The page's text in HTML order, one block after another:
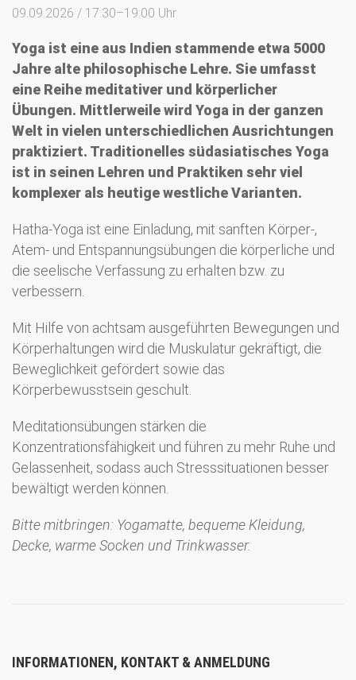
09.09.2026 / 17:30–19:00 Uhr
Yoga ist eine aus Indien stammende etwa 5000
Jahre alte philosophische Lehre. Sie umfasst
eine Reihe meditativer und körperlicher
Übungen. Mittlerweile wird Yoga in der ganzen
Welt in vielen unterschiedlichen Ausrichtungen
praktiziert. Traditionelles südasiatisches Yoga
ist in seinen Lehren und Praktiken sehr viel
komplexer als heutige westliche Varianten.
Hatha-Yoga ist eine Einladung, mit sanften Körper-,
Atem- und Entspannungsübungen die körperliche und
die seelische Verfassung zu erhalten bzw. zu
verbessern.
Mit Hilfe von achtsam ausgeführten Bewegungen und
Körperhaltungen wird die Muskulatur gekräftigt, die
Beweglichkeit gefördert sowie das
Körperbewusstsein geschult.
Meditationsübungen stärken die
Konzentrationsfähigkeit und führen zu mehr Ruhe und
Gelassenheit, sodass auch Stresssituationen besser
bewältigt werden können.
Bitte mitbringen: Yogamatte, bequeme Kleidung,
Decke, warme Socken und Trinkwasser.
INFORMATIONEN, KONTAKT & ANMELDUNG